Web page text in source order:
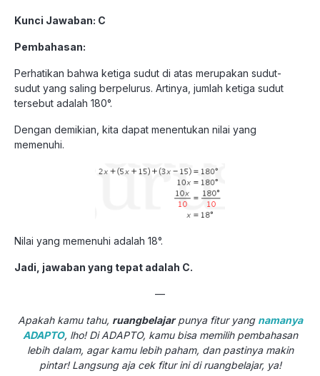
Kunci Jawaban: C
Pembahasan:
Perhatikan bahwa ketiga sudut di atas merupakan sudut-
sudut yang saling berpelurus. Artinya, jumlah ketiga sudut
tersebut adalah 180°.
Dengan demikian, kita dapat menentukan nilai yang
memenuhi.
Nilai yang memenuhi adalah 18°.
Jadi, jawaban yang tepat adalah C.
—
Apakah kamu tahu, ruangbelajarpunya fitur yang namanya
ADAPTO, lho! Di ADAPTO, kamu bisa memilih pembahasan
lebih dalam, agar kamu lebih paham, dan pastinya makin
pintar! Langsung aja cek fitur ini di ruangbelajar, ya!